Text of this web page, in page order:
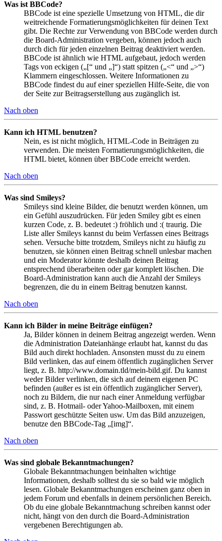
Was ist BBCode?
BBCode ist eine spezielle Umsetzung von HTML, die dir
weitreichende Formatierungsmöglichkeiten für deinen Text
gibt. Die Rechte zur Verwendung von BBCode werden durch
die Board-Administration vergeben, können jedoch auch
durch dich für jeden einzelnen Beitrag deaktiviert werden.
BBCode ist ähnlich wie HTML aufgebaut, jedoch werden
Tags von eckigen („[“ und „]“) statt spitzen („<“ und „>“)
Klammern eingeschlossen. Weitere Informationen zu
BBCode findest du auf einer speziellen Hilfe-Seite, die von
der Seite zur Beitragserstellung aus zugänglich ist.
Nach oben
Kann ich HTML benutzen?
Nein, es ist nicht möglich, HTML-Code in Beiträgen zu
verwenden. Die meisten Formatierungsmöglichkeiten, die
HTML bietet, können über BBCode erreicht werden.
Nach oben
Was sind Smileys?
Smileys sind kleine Bilder, die benutzt werden können, um
ein Gefühl auszudrücken. Für jeden Smiley gibt es einen
kurzen Code, z. B. bedeutet :) fröhlich und :( traurig. Die
Liste aller Smileys kannst du beim Verfassen eines Beitrags
sehen. Versuche bitte trotzdem, Smileys nicht zu häufig zu
benutzen, sie können einen Beitrag schnell unlesbar machen
und ein Moderator könnte deshalb deinen Beitrag
entsprechend überarbeiten oder gar komplett löschen. Die
Board-Administration kann auch die Anzahl der Smileys
begrenzen, die du in einem Beitrag benutzen kannst.
Nach oben
Kann ich Bilder in meine Beiträge einfügen?
Ja, Bilder können in deinem Beitrag angezeigt werden. Wenn
die Administration Dateianhänge erlaubt hat, kannst du das
Bild auch direkt hochladen. Ansonsten musst du zu einem
Bild verlinken, das auf einem öffentlich zugänglichen Server
liegt, z. B. http://www.domain.tld/mein-bild.gif. Du kannst
weder Bilder verlinken, die sich auf deinem eigenen PC
befinden (außer es ist ein öffentlich zugänglicher Server),
noch zu Bildern, die nur nach einer Anmeldung verfügbar
sind, z. B. Hotmail- oder Yahoo-Mailboxen, mit einem
Passwort geschützte Seiten usw. Um das Bild anzuzeigen,
benutze den BBCode-Tag „[img]“.
Nach oben
Was sind globale Bekanntmachungen?
Globale Bekanntmachungen beinhalten wichtige
Informationen, deshalb solltest du sie so bald wie möglich
lesen. Globale Bekanntmachungen erscheinen ganz oben in
jedem Forum und ebenfalls in deinem persönlichen Bereich.
Ob du eine globale Bekanntmachung schreiben kannst oder
nicht, hängt von den durch die Board-Administration
vergebenen Berechtigungen ab.